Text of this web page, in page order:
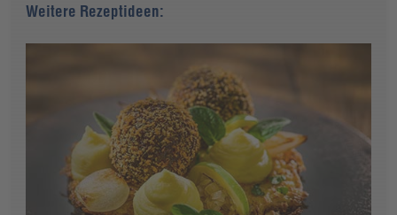
Weitere Rezeptideen: